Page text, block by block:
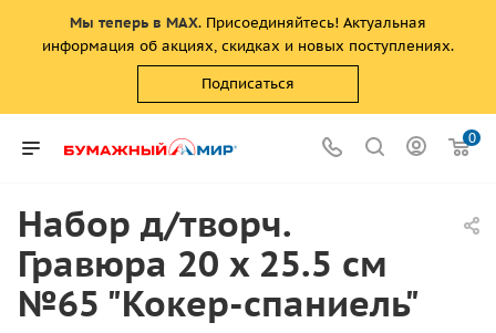
Мы теперь в MAX. Присоединяйтесь! Актуальная
информация об акциях, скидках и новых поступлениях.
Подписаться
0
Набор д/творч.
Гравюра 20 x 25.5 см
№65 "Кокер-спаниель"